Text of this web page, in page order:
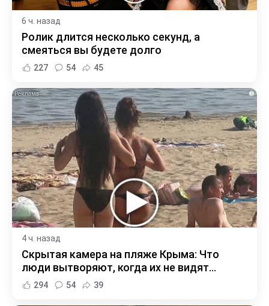
6 ч. назад
Ролик длится несколько секунд, а
смеяться вы будете долго
227 54 45
i
4 ч. назад
Скрытая камера на пляже Крыма: Что
люди вытворяют, когда их не видят...
294 54 39